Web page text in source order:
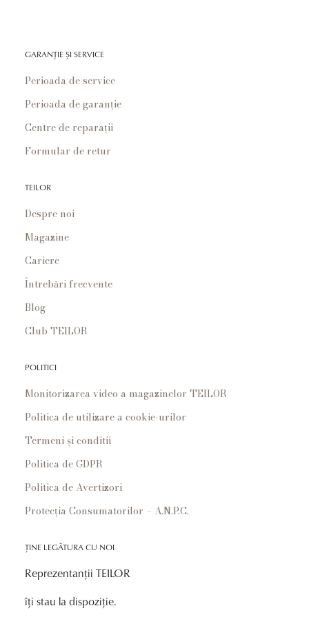
GARANȚIE ȘI SERVICE
Perioada de service
Perioada de garanție
Centre de reparații
Formular de retur
TEILOR
Despre noi
Magazine
Cariere
Întrebări frecvente
Blog
Club TEILOR
POLITICI
Monitorizarea video a magazinelor TEILOR
Politica de utilizare a cookie-urilor
Termeni și conditii
Politica de GDPR
Politica de Avertizori
Protecția Consumatorilor – A.N.P.C.
ȚINE LEGĂTURA CU NOI
Reprezentanții TEILOR
îți stau la dispoziție.